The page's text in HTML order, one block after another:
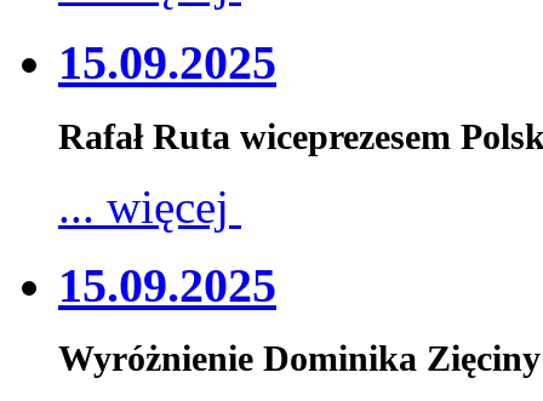
15.09.2025
Rafał Ruta wiceprezesem
... więcej
15.09.2025
Wyróżnienie Dominika Zięciny